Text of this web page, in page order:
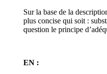
Sur la base de la
plus concise qui soit :
question le principe
EN :